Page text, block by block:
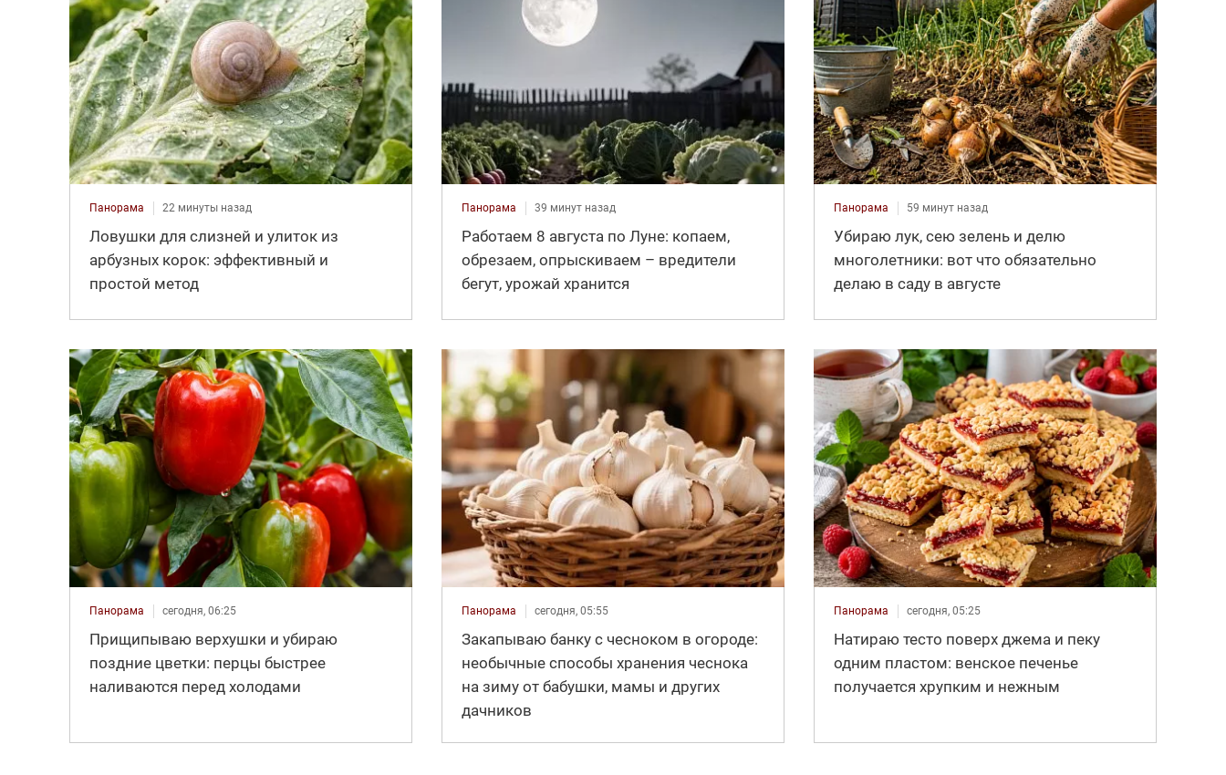
Панорама 22 минуты назад
Ловушки для слизней и улиток из
арбузных корок: эффективный и
простой метод
Панорама 39 минут назад
Работаем 8 августа по Луне: копаем,
обрезаем, опрыскиваем – вредители
бегут, урожай хранится
Панорама 59 минут назад
Убираю лук, сею зелень и делю
многолетники: вот что обязательно
делаю в саду в августе
Панорама сегодня, 06:25
Прищипываю верхушки и убираю
поздние цветки: перцы быстрее
наливаются перед холодами
Панорама сегодня, 05:55
Закапываю банку с чесноком в огороде:
необычные способы хранения чеснока
на зиму от бабушки, мамы и других
дачников
Панорама сегодня, 05:25
Натираю тесто поверх джема и пеку
одним пластом: венское печенье
получается хрупким и нежным